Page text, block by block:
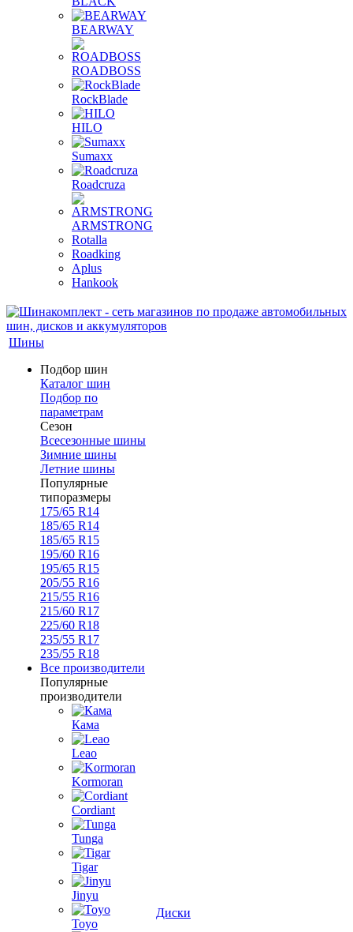
BEARWAY
ROADBOSS
RockBlade
HILO
Sumaxx
Roadcruza
ARMSTRONG
Rotalla
Roadking
Aplus
Hankook
Шины
Подбор шин
Каталог шин
Подбор по
параметрам
Сезон
Всесезонные шины
Зимние шины
Летние шины
Популярные
типоразмеры
175/65 R14
185/65 R14
185/65 R15
195/60 R16
195/65 R15
205/55 R16
215/55 R16
215/60 R17
225/60 R18
235/55 R17
235/55 R18
Все производители
Популярные
производители
Кама
Leao
Kormoran
Cordiant
Tunga
Tigar
Jinyu
Toyo
Диски